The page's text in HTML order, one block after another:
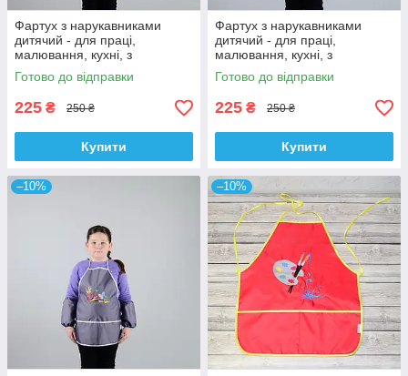
Фартух з нарукавниками
дитячий - для праці,
малювання, кухні, з
вишивкою - пензлики і
фарби, колір - сірий
Готово до відправки
225 ₴ 250 ₴
Купити
Фартух з нарукавниками
дитячий - для праці,
малювання, кухні, з
вишивкою - плями і фарби,
колір - волошковий
Готово до відправки
225 ₴ 250 ₴
Купити
–10% –10%